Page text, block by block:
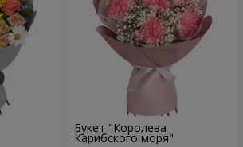
Букет "Королева
Карибского моря"